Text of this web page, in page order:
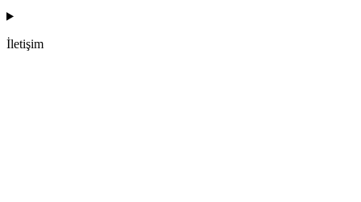
İletişim